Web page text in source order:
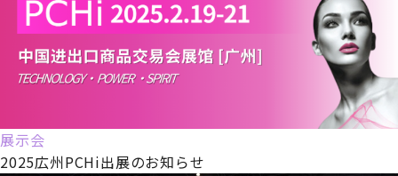
展示会
2025広州PCHi出展のお知らせ